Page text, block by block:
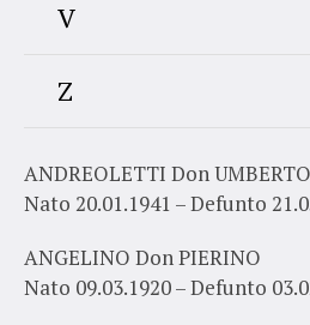
V
Z
ANDREOLETTI Don UMBERTO
Nato 20.01.1941 – Defunto
ANGELINO Don PIERINO
Nato 09.03.1920 – Defunto